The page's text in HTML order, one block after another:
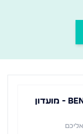
מעוניינים בשירותי BEN INVEST - מועדון